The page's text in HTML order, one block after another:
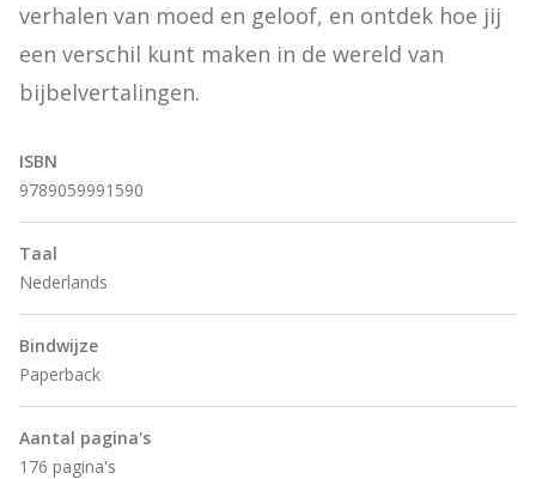
verhalen van moed en geloof, en ontdek hoe jij
een verschil kunt maken in de wereld van
bijbelvertalingen.
ISBN
9789059991590
Taal
Nederlands
Bindwijze
Paperback
Aantal pagina's
176 pagina's